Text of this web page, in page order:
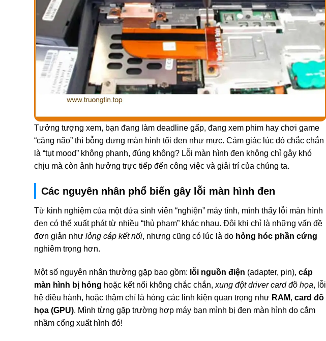
Tưởng tượng xem, bạn đang làm deadline gấp, đang xem phim hay chơi game
“căng não” thì bỗng dưng màn hình tối đen như mực. Cảm giác lúc đó chắc chắn
là “tụt mood” không phanh, đúng không? Lỗi màn hình đen không chỉ gây khó
chịu mà còn ảnh hưởng trực tiếp đến công việc và giải trí của chúng ta.
Các nguyên nhân phổ biến gây lỗi màn hình đen
Từ kinh nghiệm của một đứa sinh viên “nghiện” máy tính, mình thấy lỗi màn hình
đen có thể xuất phát từ nhiều “thủ phạm” khác nhau. Đôi khi chỉ là những vấn đề
đơn giản như lỏng cáp kết nối, nhưng cũng có lúc là do hỏng hóc phần cứng
nghiêm trọng hơn.
Một số nguyên nhân thường gặp bao gồm: lỗi nguồn điện (adapter, pin), cáp
màn hình bị hỏng hoặc kết nối không chắc chắn, xung đột driver card đồ họa, lỗi
hệ điều hành, hoặc thậm chí là hỏng các linh kiện quan trọng như RAM, card đồ
họa (GPU). Mình từng gặp trường hợp máy bạn mình bị đen màn hình do cắm
nhầm cổng xuất hình đó!